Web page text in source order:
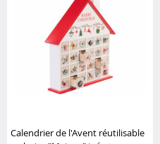
Calendrier de l'Avent réutilisable